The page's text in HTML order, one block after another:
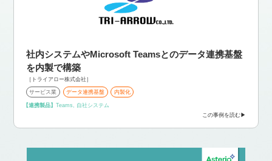
社内システムやMicrosoft Teamsとのデータ連携基盤
を内製で構築
［トライアロー株式会社］
サービス業 データ連携基盤 内製化
【連携製品】Teams, 自社システム
この事例を読む